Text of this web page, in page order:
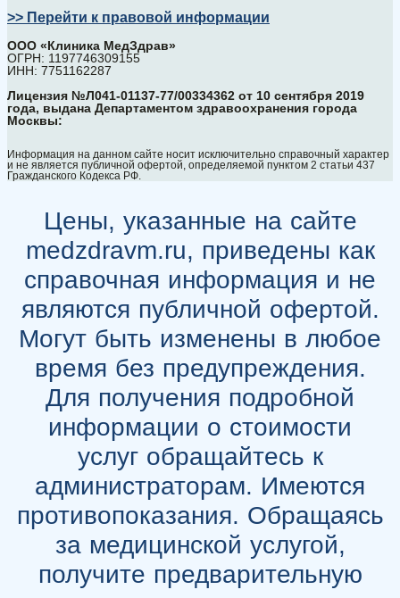
>> Перейти к правовой информации
ООО «Клиника МедЗдрав»
ОГРН: 1197746309155
ИНН: 7751162287
Лицензия №Л041-01137-77/00334362 от 10 сентября 2019
года, выдана Департаментом здравоохранения города
Москвы:
Информация на данном сайте носит исключительно справочный характер
и не является публичной офертой, определяемой пунктом 2 статьи 437
Гражданского Кодекса РФ.
Цены, указанные на сайте
medzdravm.ru, приведены как
справочная информация и не
являются публичной офертой.
Могут быть изменены в любое
время без предупреждения.
Для получения подробной
информации о стоимости
услуг обращайтесь к
администраторам. Имеются
противопоказания. Обращаясь
за медицинской услугой,
получите предварительную